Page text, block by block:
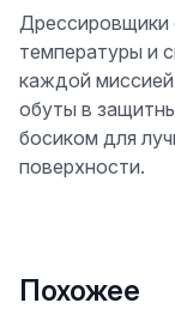
Дрессировщики
температуры и
каждой
обуты в
босиком для
поверхности.
Похожее